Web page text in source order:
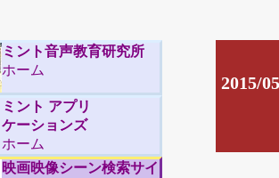
ミント音声教育研究所
ホーム
ミント アプリ
ケーションズ
ホーム
映画映像シーン検索サイ
2015/